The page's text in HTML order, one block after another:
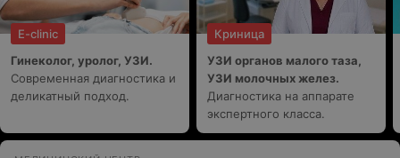
E-clinic
Гинеколог, уролог, УЗИ.
Современная диагностика и
деликатный подход.
Криница
УЗИ органов малого таза,
УЗИ молочных желез.
Диагностика на аппарате
экспертного класса.